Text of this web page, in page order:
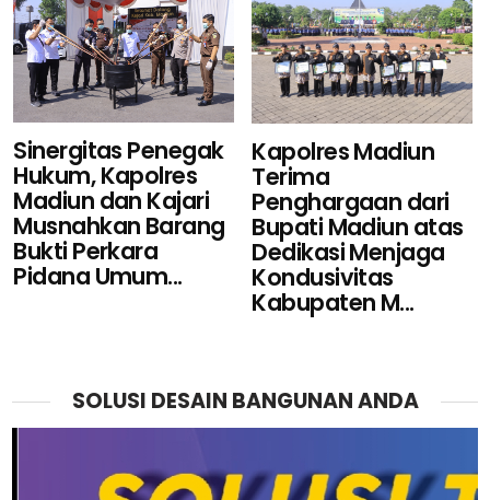
Sinergitas Penegak
Hukum, Kapolres
Madiun dan Kajari
Musnahkan Barang
Bukti Perkara
Pidana Umum...
Kapolres Madiun
Terima
Penghargaan dari
Bupati Madiun atas
Dedikasi Menjaga
Kondusivitas
Kabupaten M...
SOLUSI DESAIN BANGUNAN ANDA